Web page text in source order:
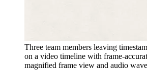
Three team members leaving
on a video timeline with frame-
magnified frame view and audio